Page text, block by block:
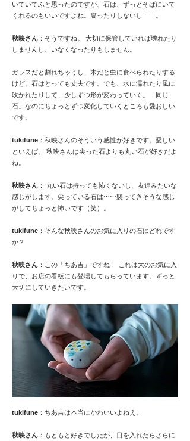
いていてふと思ったのですが、石は、ずっとそばにいて
くれるのもいいですよね。腐ったりしないし⋯⋯。
秋映さん ：そうですね。 大切に保管していれば壊れたり
しませんし、いなくなったりもしません。
ガラスだと割れちゃうし、木だと虫に食べられたりする
けど、石はとっても丈夫です。でも、水に濡れたり風に
吹かれたりして、少しずつ形が変わっていく。「同じ
石」なのにちょっとずつ変化していくところも愛おしい
です。
tukifune ：秋映さんのそういう感性が好きです。愛しい
といえば、 秋映さんは尖った石よりも丸い石が好きだよ
ね。
秋映さん ： 丸い石は持っても怖くないし、友達みたいな
感じがします。尖っている石は⋯⋯襲ってきそうな感じ
がしてちょっと怖いです（笑）。
tukifune ：そんな秋映さんのお気に入りの石はどれです
か？
秋映さん ：この「ちあ吉」ですね！ これは大のお気に入
りで、お店の看板にも登場してもらっています。ずっと
大切にしていきたいです。
tukifune ：ちあ吉は本当にかわいいよねえ。
秋映さん ：もともと好きでしたが、目を入れたらさらに